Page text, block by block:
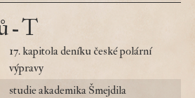
- T
17. kapitola deníku české polární
výpravy
studie akademika Šmejdila